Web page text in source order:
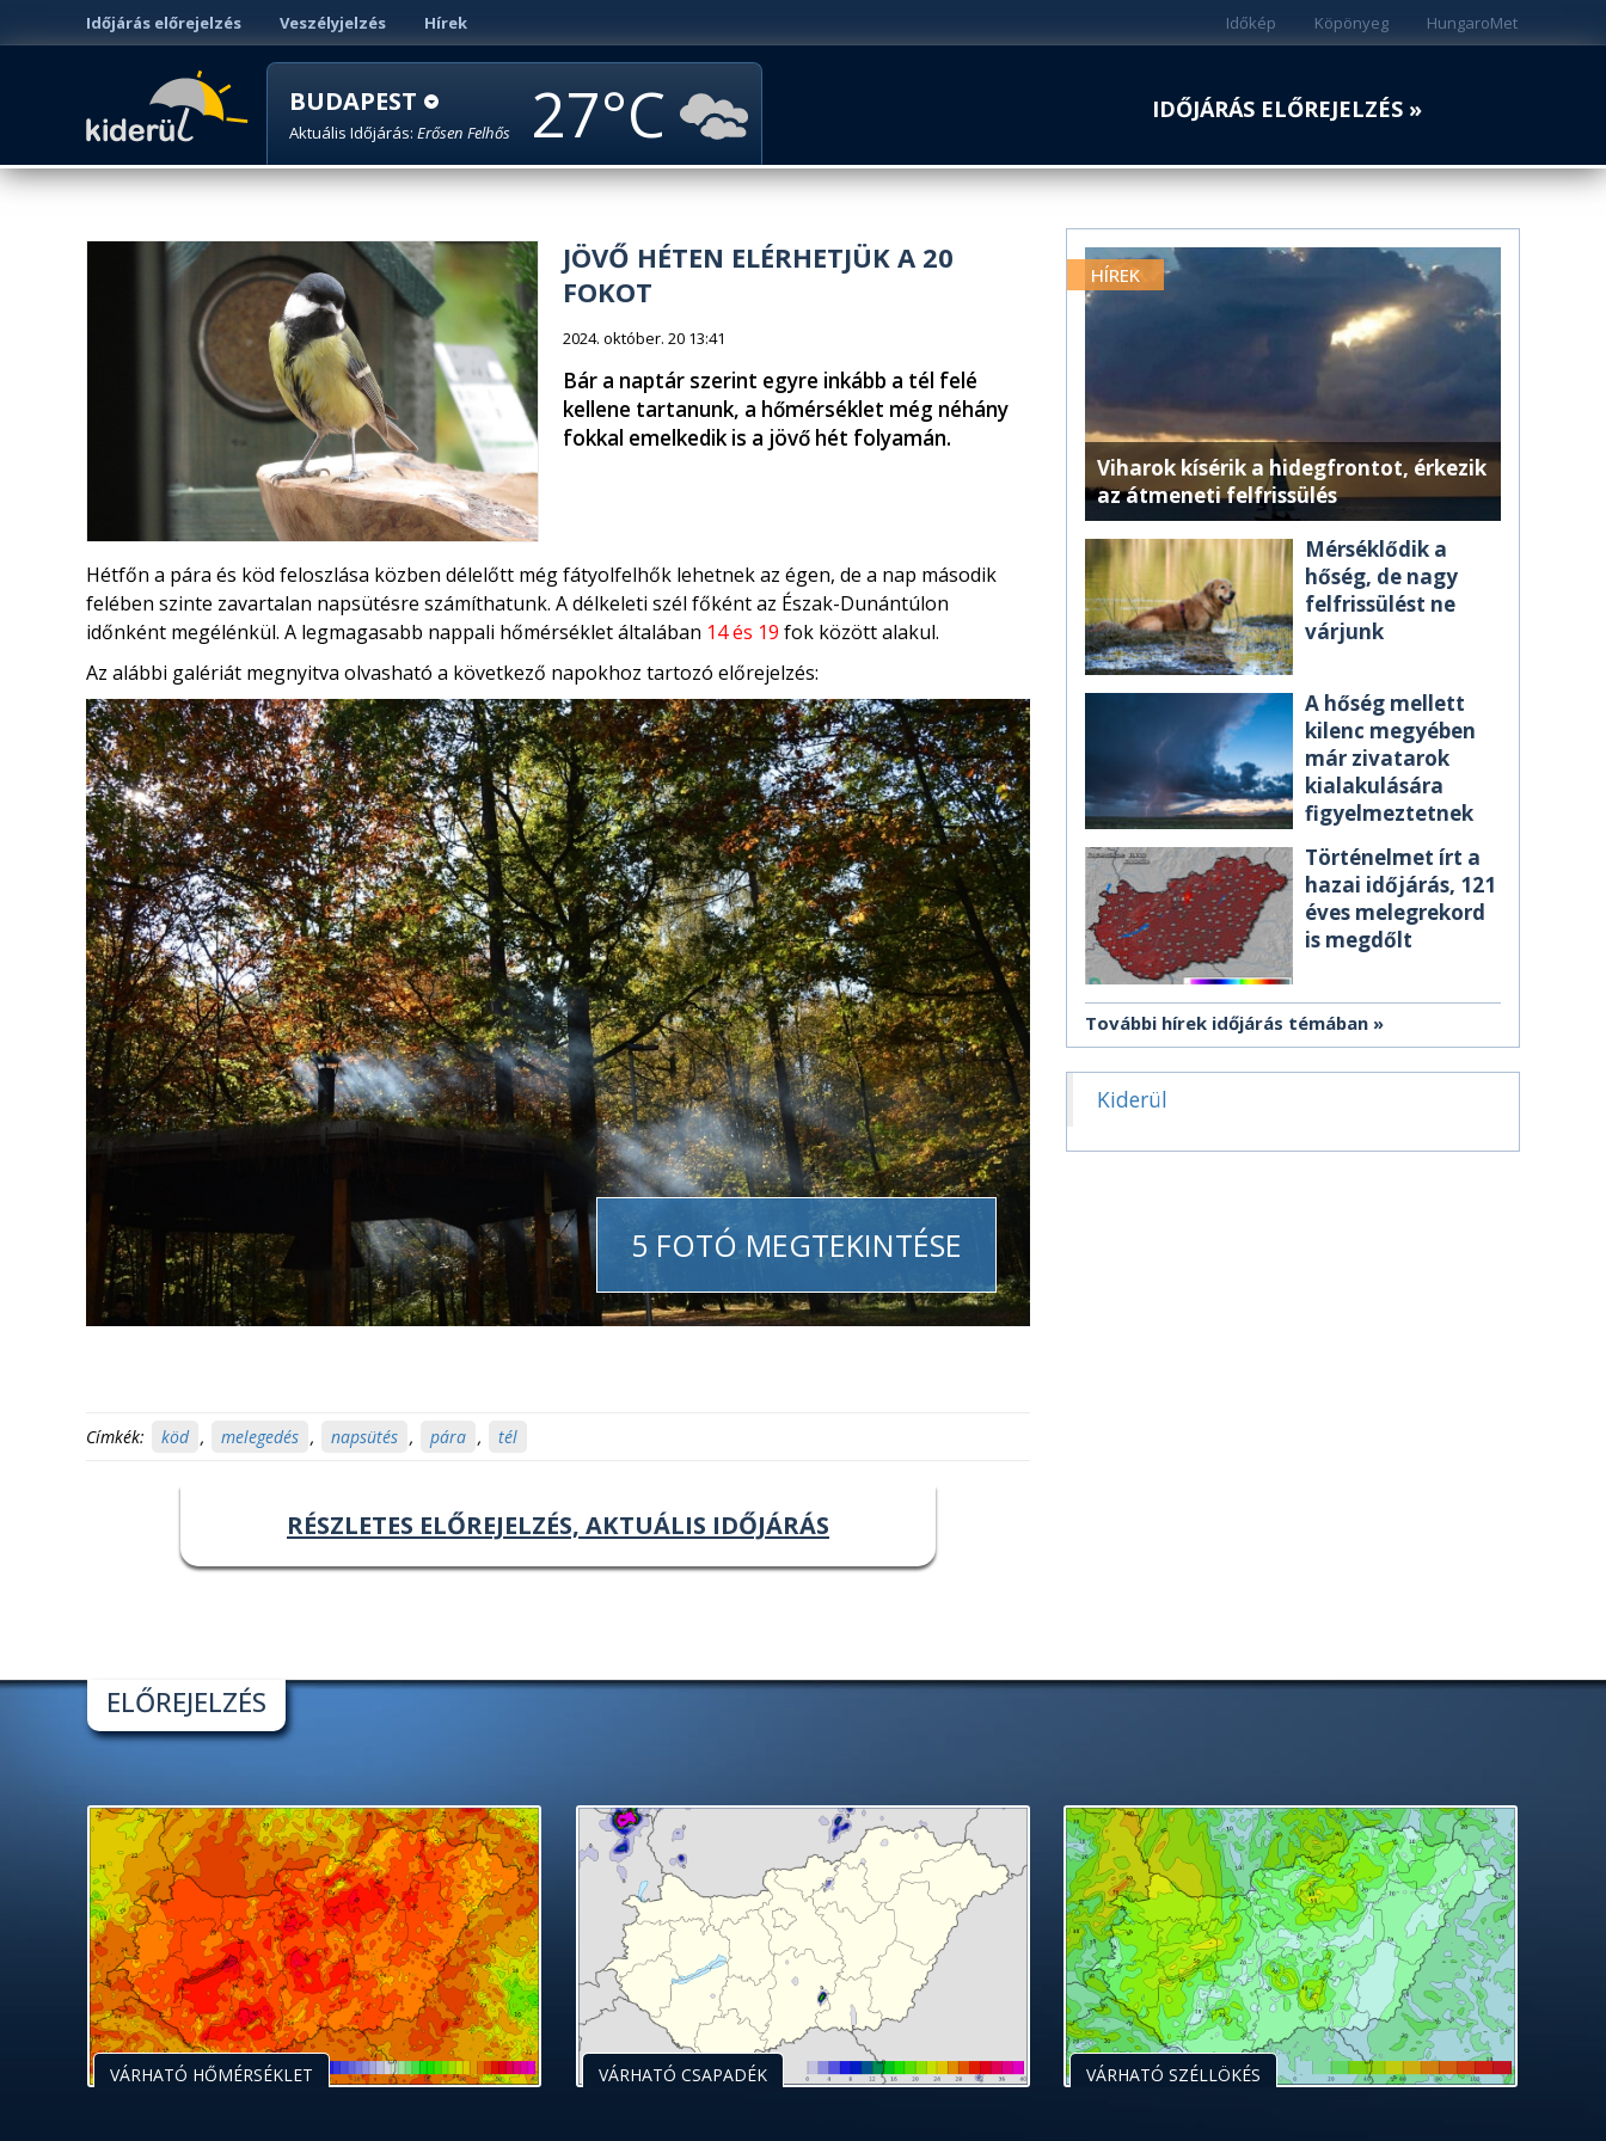
Időjárás előrejelzés Veszélyjelzés Hírek HungaroMet
Köpönyeg
Időkép
BUDAPEST
Aktuális Időjárás: Erősen Felhős 27 IDŐJÁRÁS ELŐREJELZÉS »
JÖVŐ HÉTEN ELÉRHETJÜK A 20
FOKOT
2024. október. 20 13:41
Bár a naptár szerint egyre inkább a tél felé
kellene tartanunk, a hőmérséklet még néhány
fokkal emelkedik is a jövő hét folyamán.
Hétfőn a pára és köd feloszlása közben délelőtt még fátyolfelhők lehetnek az égen, de a nap második
felében szinte zavartalan napsütésre számíthatunk. A délkeleti szél főként az Észak-Dunántúlon
időnként megélénkül. A legmagasabb nappali hőmérséklet általában 14 és 19 fok között alakul.
Az alábbi galériát megnyitva olvasható a következő napokhoz tartozó előrejelzés:
5 FOTÓ MEGTEKINTÉSE
Címkék: köd , melegedés , napsütés , pára , tél
RÉSZLETES ELŐREJELZÉS, AKTUÁLIS IDŐJÁRÁS
HÍREK
Viharok kísérik a hidegfrontot, érkezik
az átmeneti felfrissülés
Mérséklődik a
hőség, de nagy
felfrissülést ne
várjunk
A hőség mellett
kilenc megyében
már zivatarok
kialakulására
figyelmeztetnek
Történelmet írt a
hazai időjárás, 121
éves melegrekord
is megdőlt
További hírek időjárás témában
Kiderül
ELŐREJELZÉS
VÁRHATÓ HŐMÉRSÉKLET VÁRHATÓ CSAPADÉK VÁRHATÓ SZÉLLÖKÉS